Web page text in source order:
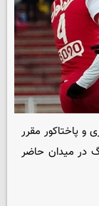
و پاختاکور مقرر
در میدان حاضر